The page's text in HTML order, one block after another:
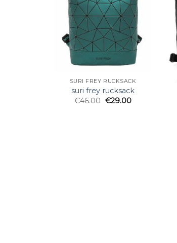
SURI FREY RUCKSACK
suri frey rucksack
€46.00 €29.00